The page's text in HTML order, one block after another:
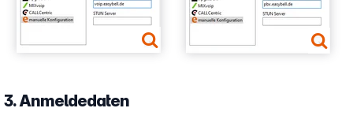
3. Anmeldedaten